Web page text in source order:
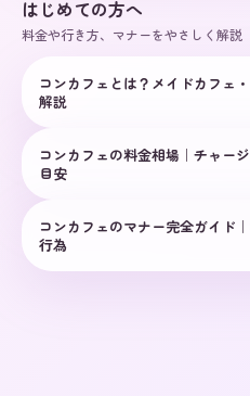
はじめての方へ
料金や行き方、マナーをやさしく解説
コンカフェとは？メイドカフェ
解説
コンカフェの料金相場｜チャー
目安
コンカフェのマナー完全ガイド
行為